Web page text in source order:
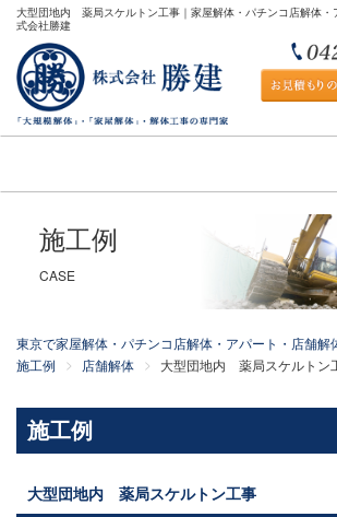
大型団地内 薬局スケルトン工事｜家屋解体・パチンコ店解体・
式会社勝建
施工例
CASE
東京で家屋解体・パチンコ店解体・アパート・店舗解
施工例
店舗解体 大型団地内 薬局スケルトン
施工例
大型団地内 薬局スケルトン工事